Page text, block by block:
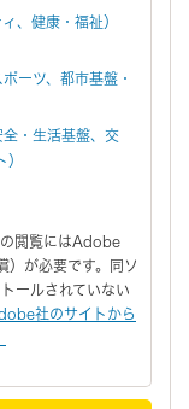
、健康・福祉）
ーツ、都市基盤・
・生活基盤、交
の閲覧にはAdobe
）が必要です。同ソ
ールされていない
社のサイトから